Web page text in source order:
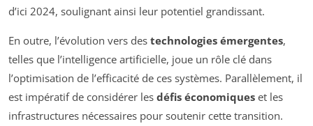
d’ici 2024, soulignant ainsi leur potentiel grandissant.
En outre, l’évolution vers des technologies émergentes,
telles que l’intelligence artificielle, joue un rôle clé dans
l’optimisation de l’efficacité de ces systèmes. Parallèlement, il
est impératif de considérer les défis économiques et les
infrastructures nécessaires pour soutenir cette transition.